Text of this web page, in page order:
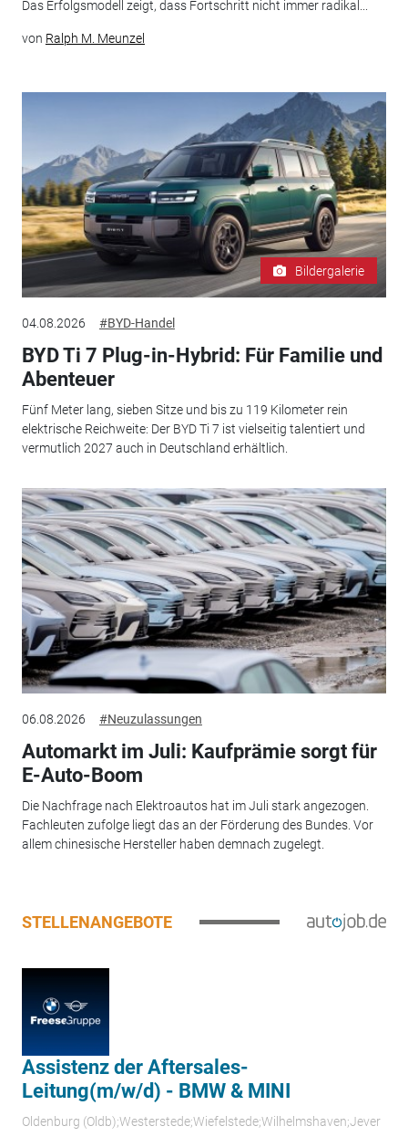
Das Erfolgsmodell zeigt, dass Fortschritt nicht immer radikal...
von Ralph M. Meunzel
Bildergalerie
04.08.2026 #BYD-Handel
BYD Ti 7 Plug-in-Hybrid: Für Familie und
Abenteuer
Fünf Meter lang, sieben Sitze und bis zu 119 Kilometer rein
elektrische Reichweite: Der BYD Ti 7 ist vielseitig talentiert und
vermutlich 2027 auch in Deutschland erhältlich.
06.08.2026 #Neuzulassungen
Automarkt im Juli: Kaufprämie sorgt für
E-Auto-Boom
Die Nachfrage nach Elektroautos hat im Juli stark angezogen.
Fachleuten zufolge liegt das an der Förderung des Bundes. Vor
allem chinesische Hersteller haben demnach zugelegt.
STELLENANGEBOTE
Assistenz der Aftersales-
Leitung(m/w/d) - BMW & MINI
Oldenburg (Oldb);Westerstede;Wiefelstede;Wilhelmshaven;Jever